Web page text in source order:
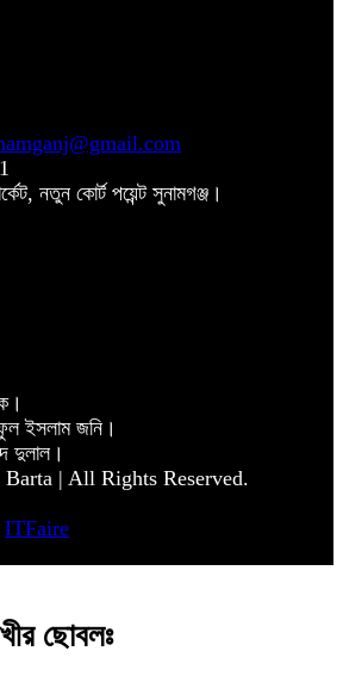
নতুন কোর্ট পয়েন্ট সুনামগঞ্জ।
ইসলাম জনি।
দুলাল।
| All Rights Reserved.
ITFaire
ছোবলঃ